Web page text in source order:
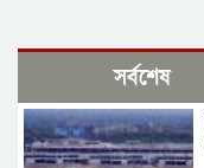
সর্বশেষ